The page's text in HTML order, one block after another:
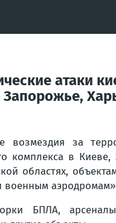
атаки
за
комплекса в
областях,
военным
БПЛА,